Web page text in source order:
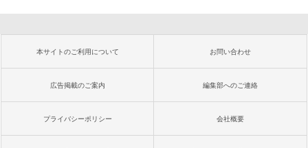
本サイトのご利用について お問い合わせ
広告掲載のご案内 編集部へのご連絡
プライバシーポリシー 会社概要